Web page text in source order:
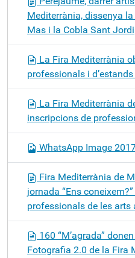
Mediterrània, dissenya
Mas i la Cobla Sant Jordi
La Fira Mediterrània
professionals i
La Fira Mediterrània
inscripcions de
WhatsApp Image
Fira Mediterrània de
jornada “Ens
professionals de les arts
160 “M’agrada”
Fotografia 2.0 de la Fira